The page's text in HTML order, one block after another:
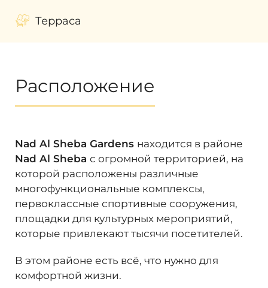
Терраса
Расположение
Nad Al Sheba Gardens находится в районе
Nad Al Sheba с огромной территорией, на
которой расположены различные
многофункциональные комплексы,
первоклассные спортивные сооружения,
площадки для культурных мероприятий,
которые привлекают тысячи посетителей.
В этом районе есть всё, что нужно для
комфортной жизни.